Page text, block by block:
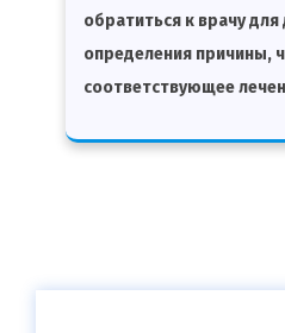
обратиться к врачу для
определения причины,
соответствующее